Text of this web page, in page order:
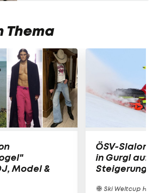
Thema
Model &
ÖSV-
in Gurgl auf
Steigerung
Ski Weltcup